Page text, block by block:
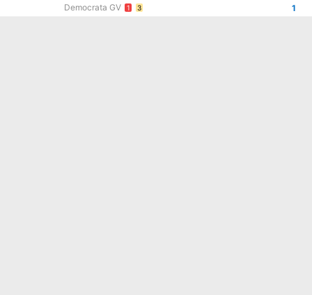
Democrata GV 1 3
1